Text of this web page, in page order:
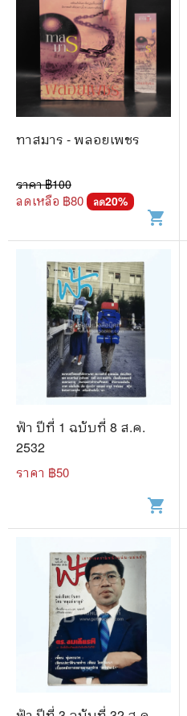
ทาสมาร - พลอยเพชร
ราคา ฿100
ลดเหลือ ฿80 ลด20%
shopping_cart
ฟ้า ปีที่ 1 ฉบับที่ 8 ส.ค.
2532
ราคา ฿50
shopping_cart